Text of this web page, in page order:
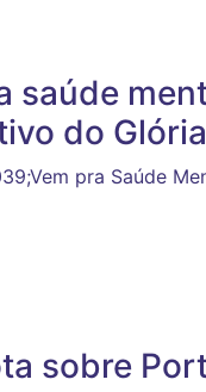
saúde
do Glória
pra Saúde
sobre